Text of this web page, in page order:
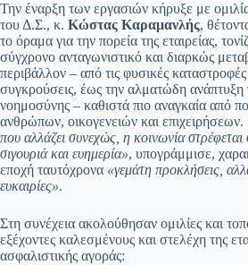
Την έναρξη των εργασιών κήρυξε με
του Δ.Σ., κ. Κώστας Καραμανλής,
το όραμα για την πορεία της εταιρείας,
σύγχρονο ανταγωνιστικό και διαρκώς
περιβάλλον – από τις φυσικές καταστροφές
συγκρούσεις, έως την αλματώδη ανάπτυξη
νοημοσύνης – καθιστά πιο αναγκαία από
ανθρώπων, οικογενειών και επιχειρήσεων.
που αλλάζει συνεχώς, η κοινωνία στρέφεται
σιγουριά και ευημερία», υπογράμμισε,
εποχή ταυτόχρονα «γεμάτη προκλήσεις,
ευκαιρίες».
Στη συνέχεια ακολούθησαν ομιλίες και
εξέχοντες καλεσμένους και στελέχη της
ασφαλιστικής αγοράς: